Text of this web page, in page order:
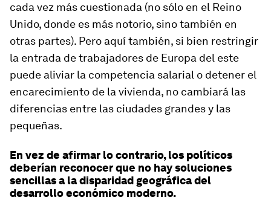
cada vez más cuestionada (no sólo en el Reino
Unido, donde es más notorio, sino también en
otras partes). Pero aquí también, si bien restringir
la entrada de trabajadores de Europa del este
puede aliviar la competencia salarial o detener el
encarecimiento de la vivienda, no cambiará las
diferencias entre las ciudades grandes y las
pequeñas.
En vez de afirmar lo contrario, los políticos
deberían reconocer que no hay soluciones
sencillas a la disparidad geográfica del
desarrollo económico moderno.